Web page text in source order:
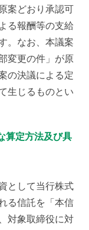
案どおり承認可
る報酬等の支給
。なお、本議案
変更の件」が原
の決議による定
生じるものとい
算定方法及び具
として当行株式
る信託を「本信
対象取締役に対